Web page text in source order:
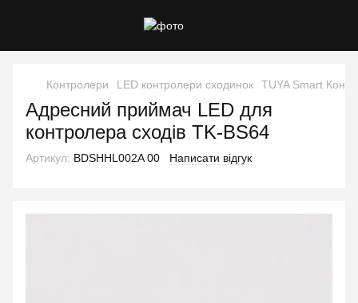
Контролери LED контролери сходинок TUYA Smart
Адресний приймач LED для
контролера сходів TK-BS64
Артикул: BDSHHL002A 00 Написати відгук